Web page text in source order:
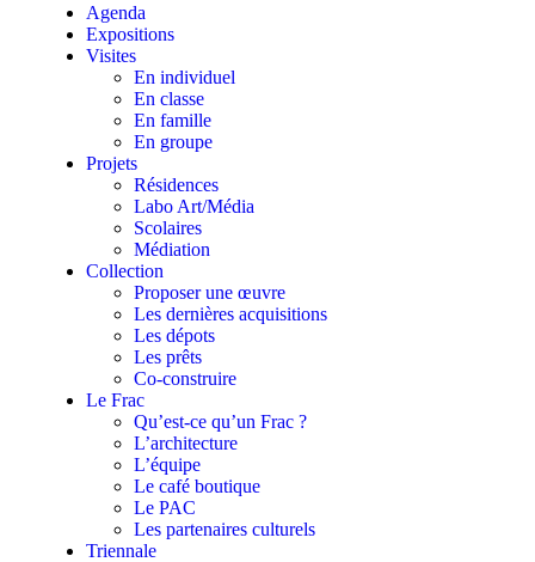
Agenda
Expositions
Visites
En individuel
En classe
En famille
En groupe
Projets
Résidences
Labo Art/Média
Scolaires
Médiation
Collection
Proposer une œuvre
Les dernières acquisitions
Les dépots
Les prêts
Co-construire
Le Frac
Qu’est-ce qu’un Frac ?
L’architecture
L’équipe
Le café boutique
Le PAC
Les partenaires culturels
Triennale